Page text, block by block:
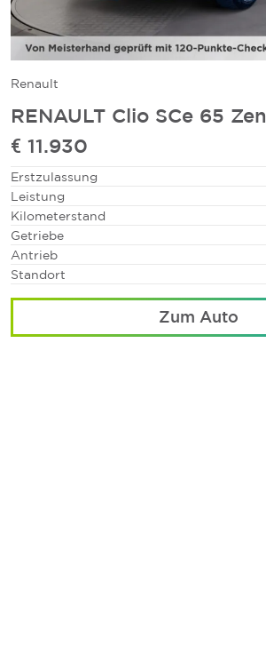
Renault
RENAULT Clio SCe 65 Zen
€ 11.930
Erstzulassung
Leistung
Kilometerstand
Getriebe
Antrieb
Standort
Zum Auto